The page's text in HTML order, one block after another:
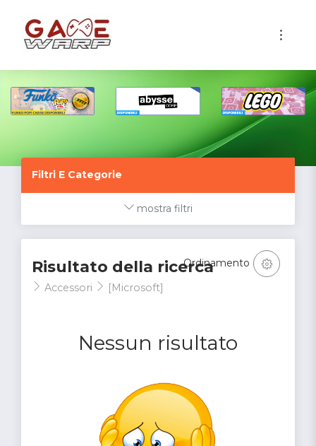
Filtri E Categorie
mostra filtri
Risultato della ricerca
Accessori [Microsoft]
Nessun risultato
Ordinamento